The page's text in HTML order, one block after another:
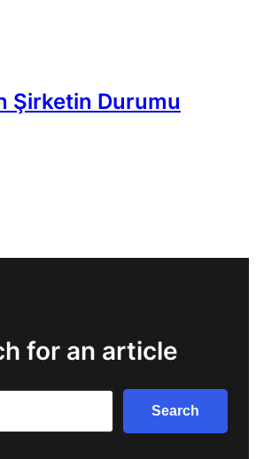
Şirketin Durumu
for an article
Search